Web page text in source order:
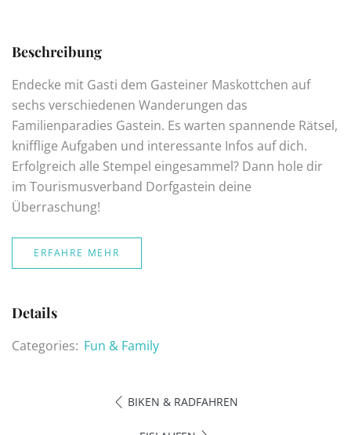
Beschreibung
Endecke mit Gasti dem Gasteiner Maskottchen auf
sechs verschiedenen Wanderungen das
Familienparadies Gastein. Es warten spannende Rätsel,
knifflige Aufgaben und interessante Infos auf dich.
Erfolgreich alle Stempel eingesammel? Dann hole dir
im Tourismusverband Dorfgastein deine
Überraschung!
ERFAHRE MEHR
Details
Categories: Fun & Family
BIKEN & RADFAHREN